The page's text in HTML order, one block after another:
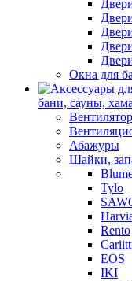
Окна для
бани, сауны,
Абажуры
Шайки,
Tylo
Rento
EOS
IKI